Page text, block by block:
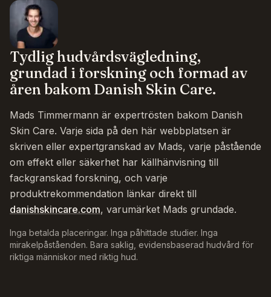
Tydlig hudvårdsvägledning,
grundad i forskning och formad av
åren bakom Danish Skin Care.
Mads Timmermann är expertrösten bakom Danish
Skin Care. Varje sida på den här webbplatsen är
skriven eller expertgranskad av Mads, varje påstående
om effekt eller säkerhet har källhänvisning till
fackgranskad forskning, och varje
produktrekommendation länkar direkt till
danishskincare.com, varumärket Mads grundade.
Inga betalda placeringar. Inga påhittade studier. Inga
mirakelpåståenden. Bara saklig, evidensbaserad hudvård för
riktiga människor med riktig hud.